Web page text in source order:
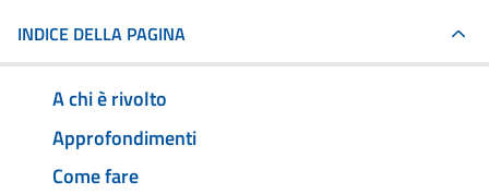
INDICE DELLA PAGINA
A chi è rivolto
Approfondimenti
Come fare